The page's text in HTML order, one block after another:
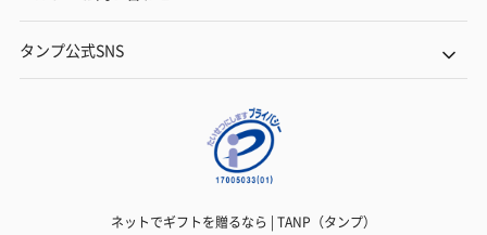
タンプ公式SNS
ネットでギフトを贈るなら | TANP（タンプ）